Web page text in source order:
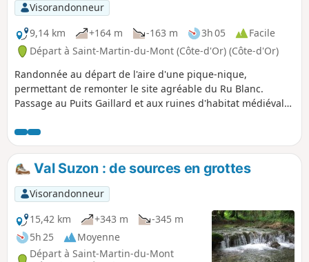
Visorandonneur
9,14 km
+164 m -163 m 3h 05
Facile
Départ à Saint-Martin-du-Mont (Côte-d'Or) (Côte-d'Or)
Randonnée au départ de l'aire d'une pique-nique,
permettant de remonter le site agréable du Ru Blanc.
Passage au Puits Gaillard et aux ruines d'habitat médiéval
l'ancienne voie du tacot.
Val Suzon : de sources en grottes
Visorandonneur
15,42 km
+343 m
-345 m
5h 25
Moyenne
Départ à Saint-Martin-du-Mont